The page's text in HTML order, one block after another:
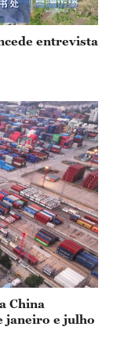
entrevista
China
janeiro e julho